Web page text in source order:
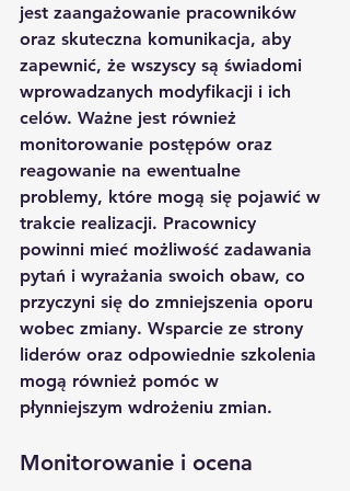
jest zaangażowanie pracowników
oraz skuteczna komunikacja, aby
zapewnić, że wszyscy są świadomi
wprowadzanych modyfikacji i ich
celów. Ważne jest również
monitorowanie postępów oraz
reagowanie na ewentualne
problemy, które mogą się pojawić w
trakcie realizacji. Pracownicy
powinni mieć możliwość zadawania
pytań i wyrażania swoich obaw, co
przyczyni się do zmniejszenia oporu
wobec zmiany. Wsparcie ze strony
liderów oraz odpowiednie szkolenia
mogą również pomóc w
płynniejszym wdrożeniu zmian.
Monitorowanie i ocena